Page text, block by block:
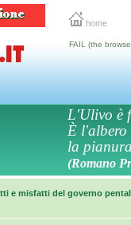
home
FAIL (the
L'Ulivo è
È l'albero
la
(Romano
e misfatti del governo